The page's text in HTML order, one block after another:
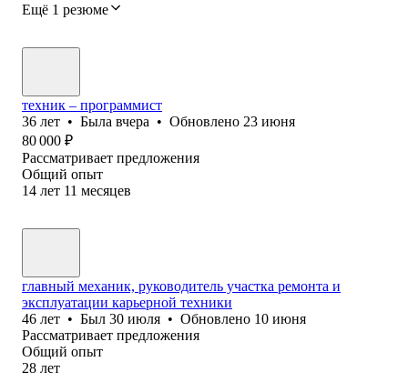
Ещё 1 резюме
техник – программист
36 лет • Была вчера • Обновлено 23 июня
80 000 ₽
Рассматривает предложения
Общий опыт
14 лет 11 месяцев
главный механик, руководитель участка ремонта и
эксплуатации карьерной техники
46 лет • Был 30 июля • Обновлено 10 июня
Рассматривает предложения
Общий опыт
28 лет